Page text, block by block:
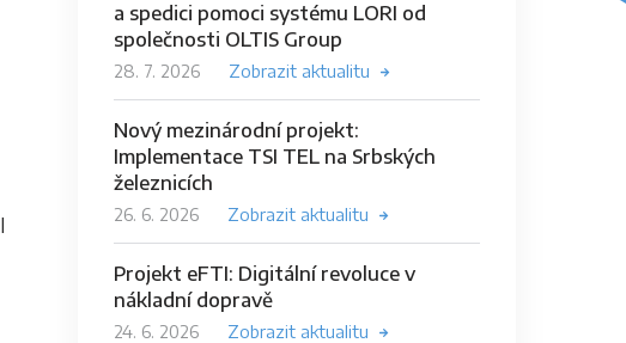
a spedici pomoci systému LORI od
společnosti OLTIS Group
28. 7. 2026 Zobrazit aktualitu
Nový mezinárodní projekt:
Implementace TSI TEL na Srbských
železnicích
26. 6. 2026 Zobrazit aktualitu
Projekt eFTI: Digitální revoluce v
nákladní dopravě
24. 6. 2026 Zobrazit aktualitu